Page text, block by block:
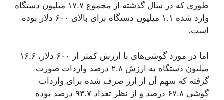
طوری که در سال گذشته از مجموع ۱۷.۷ میلیون دستگاه
وارد شده ۱.۱ میلیون دستگاه برای بالای ۶۰۰ دلار بوده
است.
اما در مورد گوشی‌های با ارزش کمتر از ۶۰۰ دلار، ۱۶.۶
میلیون دستگاه به ارزش ۲.۸ درصد واردات صورت
گرفته که سهم آن از ارز صرف شده برای واردات
گوشی ۶۷.۸ درصد و از نظر تعداد ۹۳.۷ درصد بوده